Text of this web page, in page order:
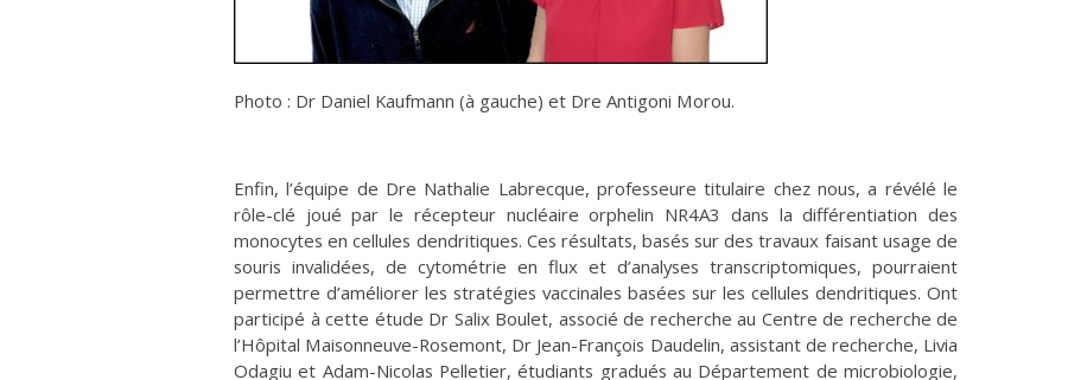
Photo : Dr Daniel Kaufmann (à gauche) et Dre Antigoni Morou.
Enfin, l’équipe de Dre Nathalie Labrecque, professeure titulaire chez nous, a révélé le
rôle-clé joué par le récepteur nucléaire orphelin NR4A3 dans la différentiation des
monocytes en cellules dendritiques. Ces résultats, basés sur des travaux faisant usage de
souris invalidées, de cytométrie en flux et d’analyses transcriptomiques, pourraient
permettre d’améliorer les stratégies vaccinales basées sur les cellules dendritiques. Ont
participé à cette étude Dr Salix Boulet, associé de recherche au Centre de recherche de
l’Hôpital Maisonneuve-Rosemont, Dr Jean-François Daudelin, assistant de recherche, Livia
Odagiu et Adam-Nicolas Pelletier, étudiants gradués au Département de microbiologie,